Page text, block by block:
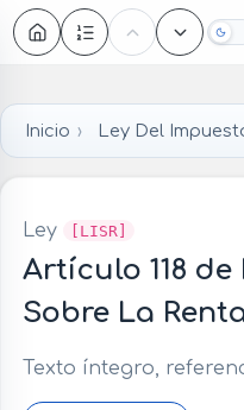
Inicio Ley Del
Ley [LISR]
Artículo 118
Sobre La
Texto íntegro,